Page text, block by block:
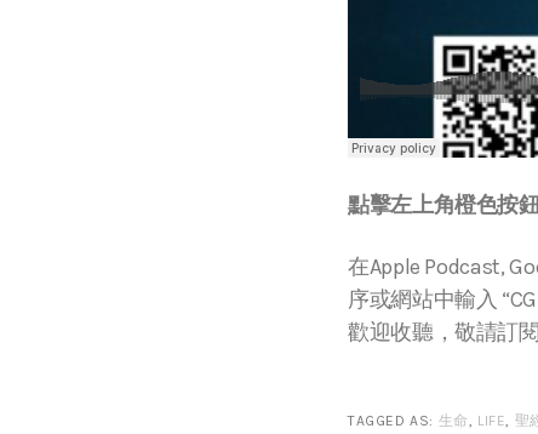
點擊左上角橙色按
在Apple Podcast,
序或網站中輸入
歡迎收聽，敬請訂
TAGGED AS: 生命 LIFE 聖